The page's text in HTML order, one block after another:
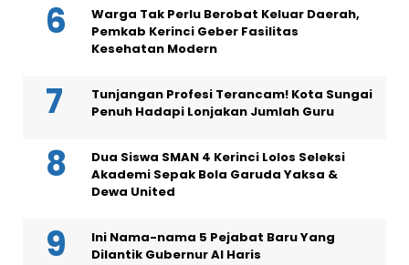
Warga Tak Perlu Berobat Keluar Daerah,
Pemkab Kerinci Geber Fasilitas
Kesehatan Modern
Tunjangan Profesi Terancam! Kota Sungai
Penuh Hadapi Lonjakan Jumlah Guru
Dua Siswa SMAN 4 Kerinci Lolos Seleksi
Akademi Sepak Bola Garuda Yaksa &
Dewa United
Ini Nama-nama 5 Pejabat Baru Yang
Dilantik Gubernur Al Haris